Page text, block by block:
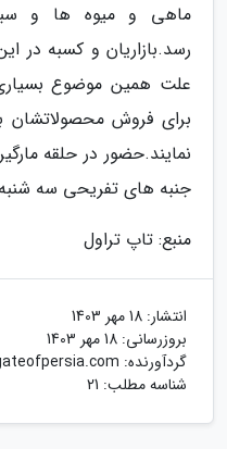
ماهی و میوه ها و
رسد.بازاریان و کسبه در
علت همین موضوع
برای فروش محصولاتشان
نمایند.حضور در حلقه
جنبه های تفریحی سه شنبه
منبع: تاپ تراول
انتشار: 18 مهر 1403
بروزرسانی: 18 مهر 1403
گردآورنده:
شناسه مطلب: 21